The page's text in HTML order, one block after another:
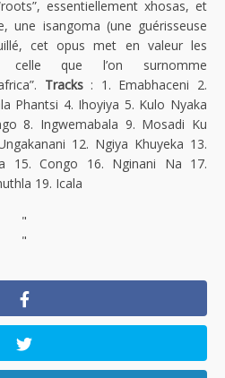
essentiellement xhosas, et
une isangoma (une guérisseuse
cet opus met en valeur les
celle que l’on surnomme
Tracks: 1. Emabhaceni 2.
Phantsi 4. Ihoyiya 5. Kulo Nyaka
8. Ingwemabala 9. Mosadi Ku
12. Ngiya Khuyeka 13.
15. Congo 16. Nginani Na 17.
19. Icala
"
"